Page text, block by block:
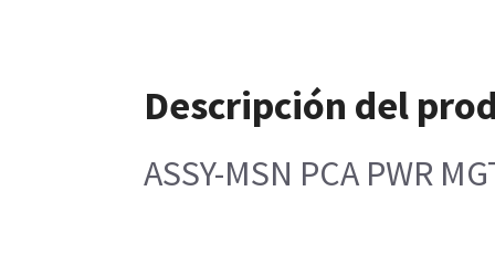
Descripción del
ASSY-MSN PCA PWR